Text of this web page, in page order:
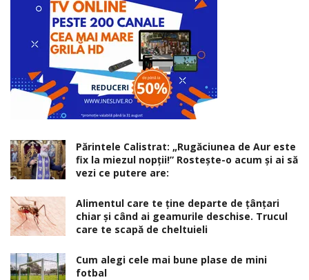
Părintele Calistrat: „Rugăciunea de Aur este
fix la miezul nopţii!” Rosteşte-o acum şi ai să
vezi ce putere are:
Alimentul care te ține departe de țânțari
chiar și când ai geamurile deschise. Trucul
care te scapă de cheltuieli
Cum alegi cele mai bune plase de mini
fotbal